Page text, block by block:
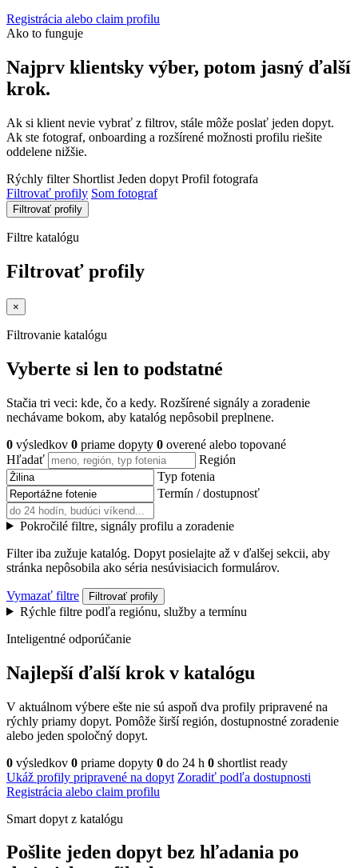
Registrácia alebo claim profilu
Ako to funguje
Najprv klientsky výber, potom jasný ďalší
krok.
Ak si klient nevie vybrať z filtrov, stále môže poslať jeden dopyt.
Ak ste fotograf, onboarding a rozšírené možnosti profilu riešite
oddelene nižšie.
Rýchly filter Shortlist Jeden dopyt Profil fotografa
Filtrovať profily Som fotograf
Filtrovať profily
Filtre katalógu
Filtrovať profily
×
Filtrovanie katalógu
Vyberte si len to podstatné
Stačia tri veci: kde, čo a kedy. Rozšírené signály a zoradenie
nechávame bokom, aby katalóg nepôsobil preplnene.
0 výsledkov 0 priame dopyty 0 overené alebo topované
Hľadať
Región
Typ fotenia
Termín / dostupnosť
Pokročilé filtre, signály profilu a zoradenie
Filter iba zužuje katalóg. Dopyt posielajte až v ďalšej sekcii, aby
stránka nepôsobila ako séria nesúvisiacich formulárov.
Vymazať filtre Filtrovať profily
Rýchle filtre podľa regiónu, služby a termínu
Inteligentné odporúčanie
Najlepší ďalší krok v katalógu
V aktuálnom výbere ešte nie sú aspoň dva profily pripravené na
rýchly priamy dopyt. Pomôže širší región, dostupnostné zoradenie
alebo jeden spoločný dopyt.
0 výsledkov 0 priame dopyty 0 do 24 h 0 shortlist ready
Ukáž profily pripravené na dopyt Zoradiť podľa dostupnosti
Registrácia alebo claim profilu
Smart dopyt z katalógu
Pošlite jeden dopyt bez hľadania po